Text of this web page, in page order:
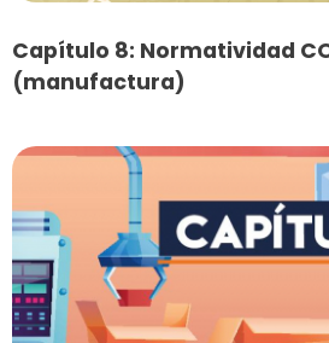
Capítulo 8: Normatividad
(manufactura)